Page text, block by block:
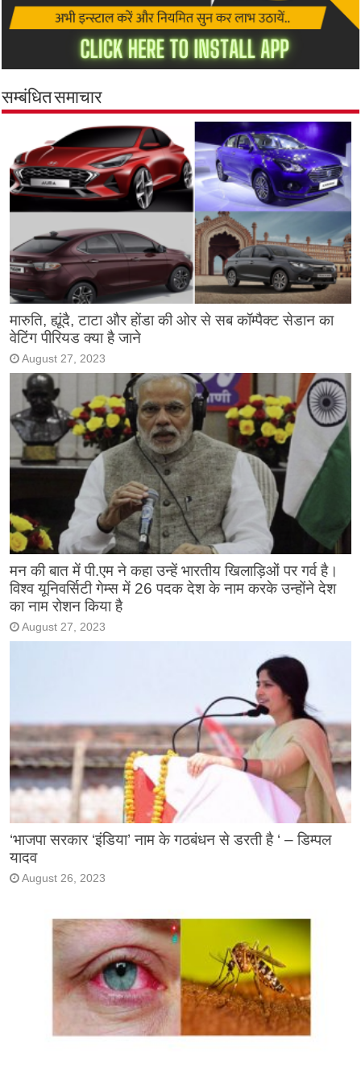
सम्बंधित समाचार
मारुति, ह्यूंदै, टाटा और होंडा की ओर से सब कॉम्पैक्ट सेडान का
वेटिंग पीरियड क्या है जाने
August 27, 2023
मन की बात में पी.एम ने कहा उन्हें भारतीय खिलाड़िओं पर गर्व है।
विश्व यूनिवर्सिटी गेम्स में 26 पदक देश के नाम करके उन्होंने देश
का नाम रोशन किया है
August 27, 2023
‘भाजपा सरकार ‘इंडिया’ नाम के गठबंधन से डरती है ‘ – डिम्पल
यादव
August 26, 2023